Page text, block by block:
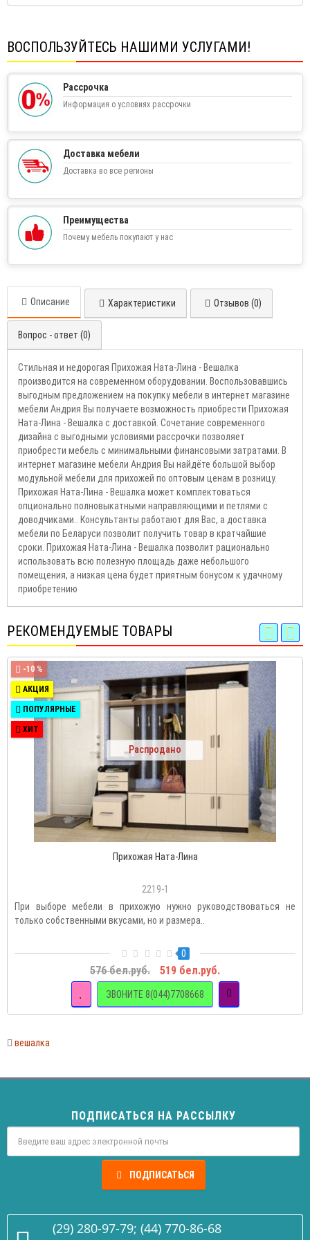
ВОСПОЛЬЗУЙТЕСЬ НАШИМИ УСЛУГАМИ!
Рассрочка
Информация о условиях рассрочки
Доставка мебели
Доставка во все регионы
Преимущества
Почему мебель покупают у нас
Описание Характеристики Отзывов (0)
Вопрос - ответ (0)
Стильная и недорогая Прихожая Ната-Лина - Вешалка
производится на современном оборудовании. Воспользовавшись
выгодным предложением на покупку мебели в интернет магазине
мебели Андрия Вы получаете возможность приобрести Прихожая
Ната-Лина - Вешалка с доставкой. Сочетание современного
дизайна с выгодными условиями рассрочки позволяет
приобрести мебель с минимальными финансовыми затратами. В
интернет магазине мебели Андрия Вы найдёте большой выбор
модульной мебели для прихожей по оптовым ценам в розницу.
Прихожая Ната-Лина - Вешалка может комплектоваться
опционально полновыкатными направляющими и петлями с
доводчиками.. Консультанты работают для Вас, а доставка
мебели по Беларуси позволит получить товар в кратчайшие
сроки. Прихожая Ната-Лина - Вешалка позволит рационально
использовать всю полезную площадь даже небольшого
помещения, а низкая цена будет приятным бонусом к удачному
приобретению
РЕКОМЕНДУЕМЫЕ ТОВАРЫ
-10 %
АКЦИЯ
ПОПУЛЯРНЫЕ
ХИТ
Распродано
Прихожая Ната-Лина
2219-1
При выборе мебели в прихожую нужно руководствоваться не
только собственными вкусами, но и размера..
0
576 бел.руб. 519 бел.руб.
ЗВОНИТЕ 8(044)7708668
вешалка
ПОДПИСАТЬСЯ НА РАССЫЛКУ
ПОДПИСАТЬСЯ
(29) 280-97-79; (44) 770-86-68